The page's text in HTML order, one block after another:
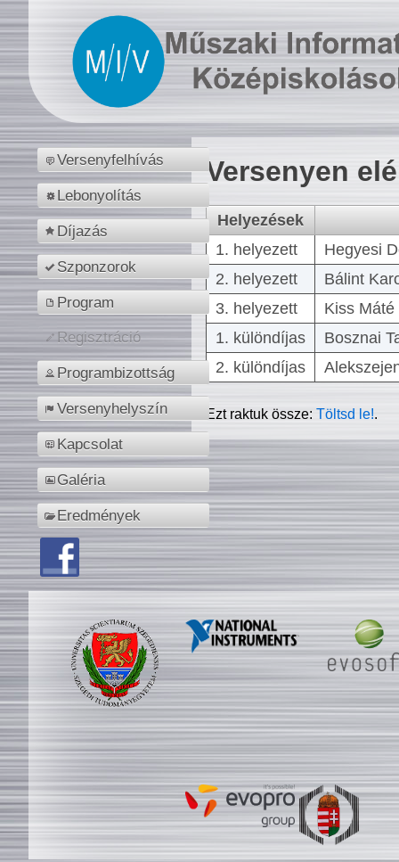
Versenyfelhívás
Lebonyolítás
Díjazás
Szponzorok
Program
Regisztráció
Programbizottság
Versenyhelyszín
Kapcsolat
Galéria
Eredmények
Versenyen
Helyezések
1. helyezett
Hegyesi
2. helyezett
Bálint
3. helyezett
Kiss
1. különdíjas
Bosznai
2. különdíjas
Ezt raktuk össze:Töltsd le!.